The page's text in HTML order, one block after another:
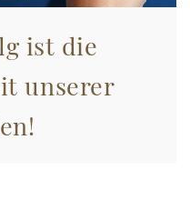
ist die
unserer